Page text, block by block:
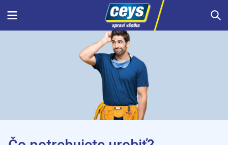
Menu